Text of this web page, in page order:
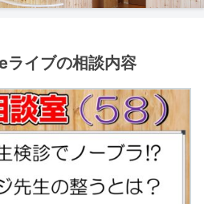
ライブの相談内容